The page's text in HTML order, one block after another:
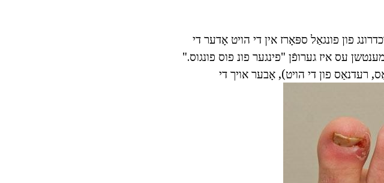
פון פונגאַל ספּאָרז אין די הויט אָדער די
עס איז גערופֿן "פינגער פונ פוס פונגוס."
רעדנאַס פון די הויט), אָבער אויך די